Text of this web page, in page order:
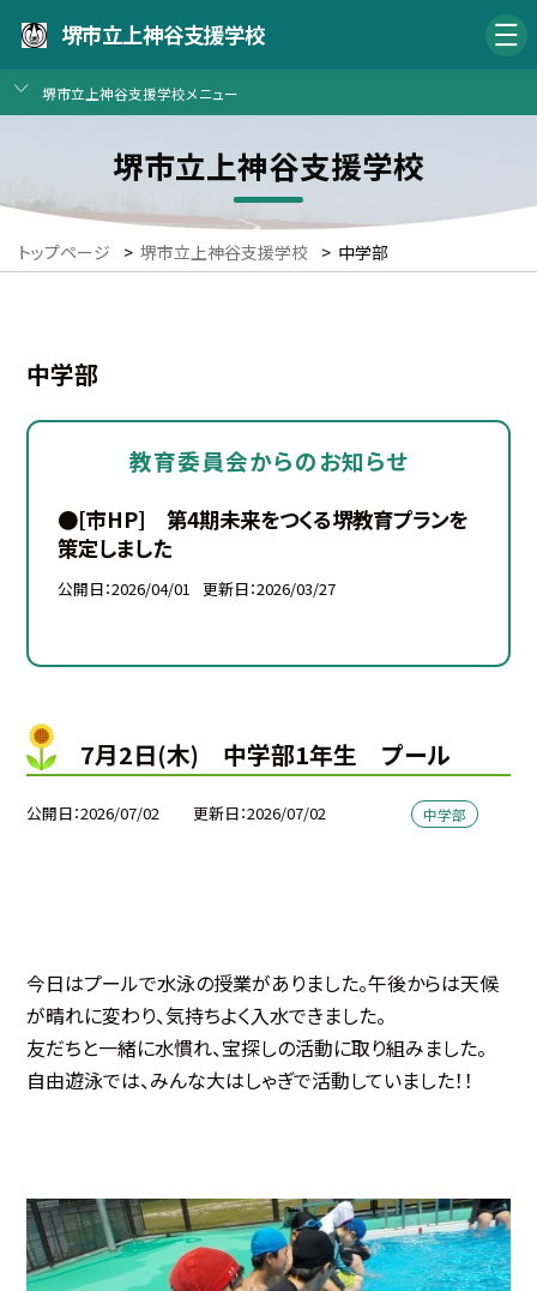
堺市立上神谷支援学校
堺市立上神谷支援学校メニュー
堺市立上神谷支援学校
トップページ > 堺市立上神谷支援学校 > 中学部
中学部
教育委員会からのお知らせ
●[市HP] 第4期未来をつくる堺教育プランを
策定しました
公開日 2026/04/01 更新日 2026/03/27
7月2日(木) 中学部1年生 プール
公開日 2026/07/02 更新日 2026/07/02 中学部
今日はプールで水泳の授業がありました。午後からは天候
が晴れに変わり、気持ちよく入水できました。
友だちと一緒に水慣れ、宝探しの活動に取り組みました。
自由遊泳では、みんな大はしゃぎで活動していました！！